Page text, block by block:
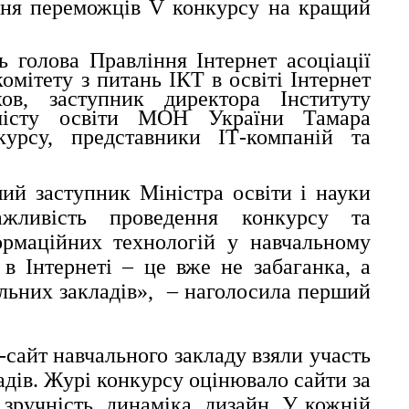
переможців V конкурсу на кращий
Правління Інтернет асоціації
з питань ІКТ в освіті Інтернет
заступник директора Інституту
освіти МОН України Тамара
представники ІТ-компаній та
заступник Міністра освіти і науки
проведення конкурсу та
технологій у навчальному
Інтернеті – це вже не забаганка, а
закладів», – наголосила перший
навчального закладу взяли участь
Журі конкурсу оцінювало сайти за